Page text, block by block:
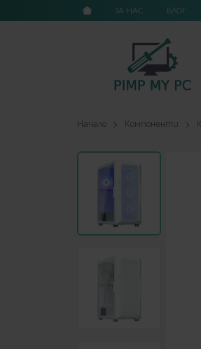
ЗА НАС БЛОГ
Начало Компоненти